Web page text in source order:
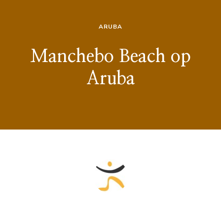
ARUBA
Manchebo Beach op
Aruba